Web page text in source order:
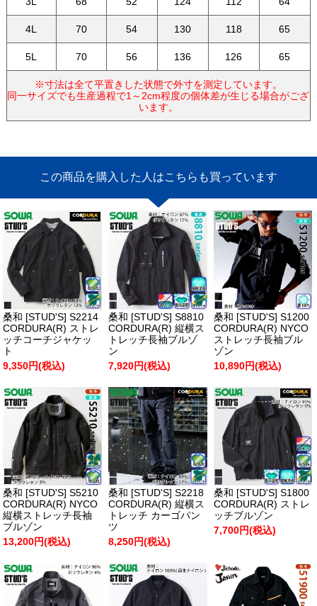
4L 70 54 130 118 65
5L 70 56 136 126 65
※寸法は全て平置きした状態で外寸を測定しています。
同一サイズでも生産過程で1～2cm程度の個体差が生じる場合がござ
います。
この商品を購入した人はこちらも買っています
桑和 [STUD'S] S2214
CORDURA(R) ストレ
ッチコーチジャケッ
ト
9,350円(税込)
桑和 [STUD'S] S8810
CORDURA(R) 縦横ス
トレッチ長袖ブルゾ
ン
7,920円(税込)
桑和 [STUD'S] S1200
CORDURA(R) NYCO
ストレッチ長袖ブル
ゾン
10,890円(税込)
桑和 [STUD'S] S5210
CORDURA(R) NYCO
縦横ストレッチ長袖
ブルゾン
13,200円(税込)
桑和 [STUD'S] S2218
CORDURA(R) 縦横ス
トレッチ カーゴパン
ツ
8,250円(税込)
桑和 [STUD'S] S1800
CORDURA(R) ストレ
ッチブルゾン
7,700円(税込)